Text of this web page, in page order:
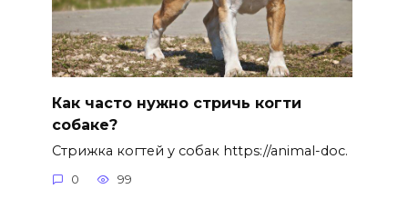
Как часто нужно стричь когти
собаке?
Стрижка когтей у собак https://animal-doc.
0 99